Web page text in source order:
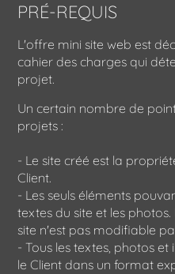
PRÉ-REQUIS
L'offre mini site web est
cahier des charges qui
projet.
Un certain nombre de
projets :
- Le site créé est la
Client.
- Les seuls éléments
textes du site et les
site n'est pas modifiable
- Tous les textes, photos
le Client dans un format